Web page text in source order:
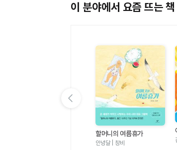
이 분야에서 요즘 뜨는 책
할머니의 여름휴가
안녕달 | 창비